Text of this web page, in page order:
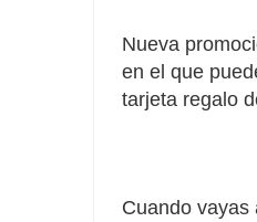
Nueva
en el que
tarjeta regalo
Cuando vayas